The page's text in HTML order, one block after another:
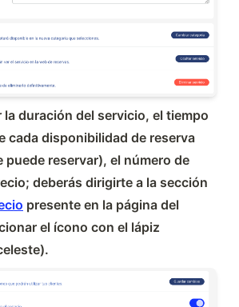
la duración del servicio, el tiempo
cada disponibilidad de reserva
puede reservar), el número de
presente en la página del
el ícono con el lápiz